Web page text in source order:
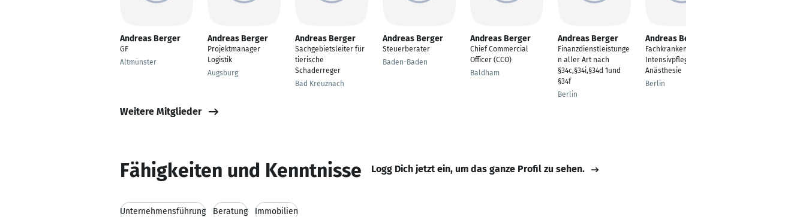
Andreas Berger
GF
Altmünster
Andreas Berger
Projektmanager
Logistik
Augsburg
Andreas Berger
Sachgebietsleiter für
tierische
Schaderreger
Bad Kreuznach
Andreas Berger
Steuerberater
Baden-Baden
Andreas Berger
Chief Commercial
Officer (CCO)
Baldham
Andreas Berger
Finanzdienstleistunge
n aller Art nach
§34c,§34i,§34d 1und
§34f
Berlin
Andreas Berger
Fachkrankenpfleger
Intensivpflege und
Anästhesie
Berlin
Weitere Mitglieder
Fähigkeiten und Kenntnisse Logg Dich jetzt ein, um das ganze Profil zu sehen.
Unternehmensführung Beratung Immobilien